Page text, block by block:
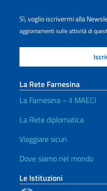
Sì, voglio iscrivermi alla
aggiornamenti sulle attività di
La Rete Farnesina
La Farnesina – il MAECI
La Rete diplomatica
Viaggiare sicuri
Dove siamo nel mondo
Le Istituzioni